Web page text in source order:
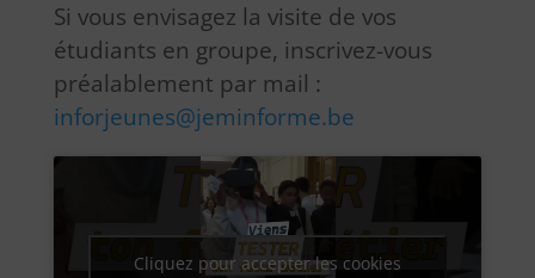
Si vous envisagez la visite de vos
étudiants en groupe, inscrivez-vous
préalablement par mail :
inforjeunes@jeminforme.be
Cliquez pour accepter les cookies